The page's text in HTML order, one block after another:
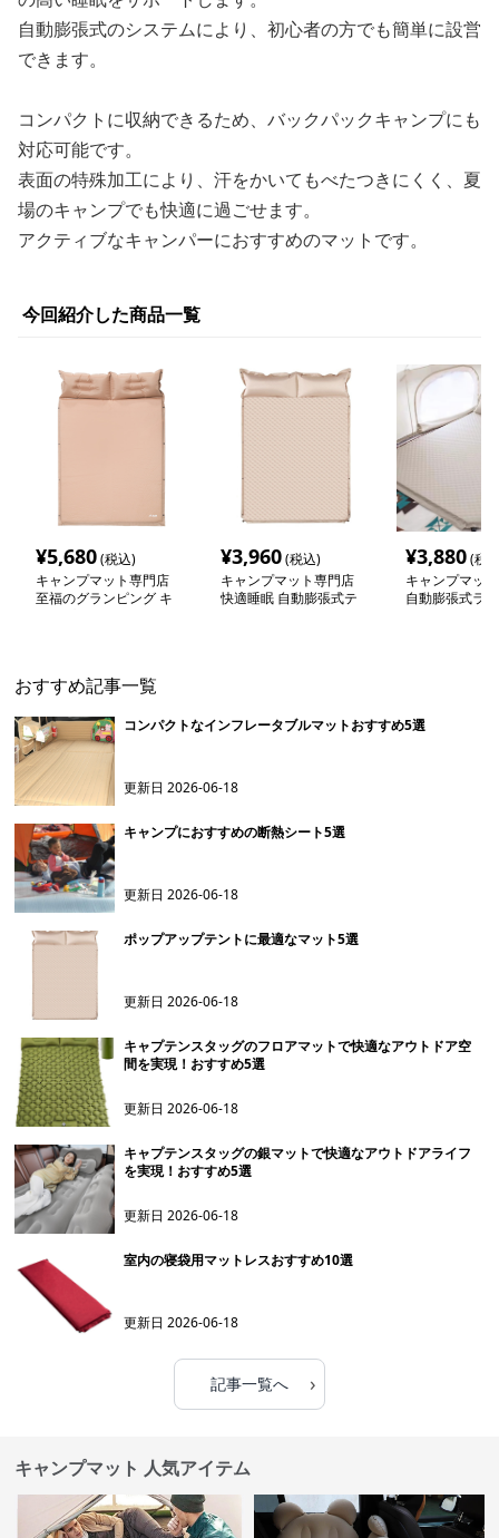
自動膨張式のシステムにより、初心者の方でも簡単に設営
できます。
コンパクトに収納できるため、バックパックキャンプにも
対応可能です。
表面の特殊加工により、汗をかいてもべたつきにくく、夏
場のキャンプでも快適に過ごせます。
アクティブなキャンパーにおすすめのマットです。
今回紹介した商品一覧
¥5,680(税込)
キャンプマット専門店
至福のグランピング キ
¥3,960(税込)
キャンプマット専門店
快適睡眠 自動膨張式テ
¥3,880(税
キャンプマッ
自動膨張式ラ
おすすめ記事一覧
コンパクトなインフレータブルマットおすすめ5選
更新日2026-06-18
キャンプにおすすめの断熱シート5選
更新日2026-06-18
ポップアップテントに最適なマット5選
更新日2026-06-18
キャプテンスタッグのフロアマットで快適なアウトドア空
間を実現！おすすめ5選
更新日2026-06-18
キャプテンスタッグの銀マットで快適なアウトドアライフ
を実現！おすすめ5選
更新日2026-06-18
室内の寝袋用マットレスおすすめ10選
更新日2026-06-18
記事一覧へ ›
キャンプマット 人気アイテム